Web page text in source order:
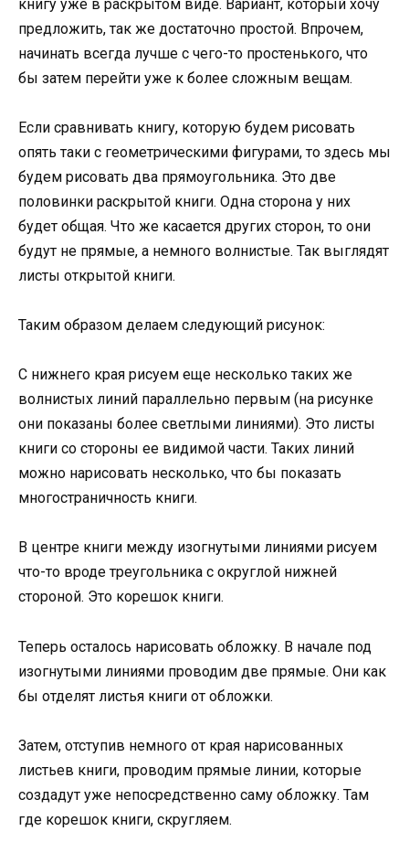
книгу уже в раскрытом виде. Вариант, который хочу
предложить, так же достаточно простой. Впрочем,
начинать всегда лучше с чего-то простенького, что
бы затем перейти уже к более сложным вещам.
Если сравнивать книгу, которую будем рисовать
опять таки с геометрическими фигурами, то здесь мы
будем рисовать два прямоугольника. Это две
половинки раскрытой книги. Одна сторона у них
будет общая. Что же касается других сторон, то они
будут не прямые, а немного волнистые. Так выглядят
листы открытой книги.
Таким образом делаем следующий рисунок:
С нижнего края рисуем еще несколько таких же
волнистых линий параллельно первым (на рисунке
они показаны более светлыми линиями). Это листы
книги со стороны ее видимой части. Таких линий
можно нарисовать несколько, что бы показать
многостраничность книги.
В центре книги между изогнутыми линиями рисуем
что-то вроде треугольника с округлой нижней
стороной. Это корешок книги.
Теперь осталось нарисовать обложку. В начале под
изогнутыми линиями проводим две прямые. Они как
бы отделят листья книги от обложки.
Затем, отступив немного от края нарисованных
листьев книги, проводим прямые линии, которые
создадут уже непосредственно саму обложку. Там
где корешок книги, скругляем.